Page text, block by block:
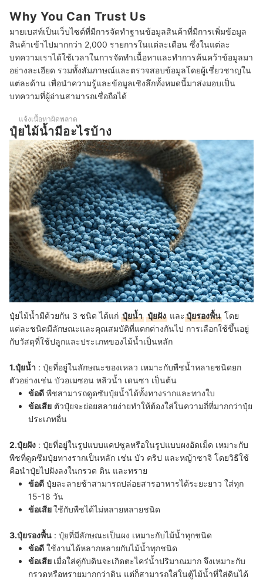
Why You Can Trust Us
มายเบสท์เป็นเว็บไซต์ที่มีการจัดทำฐานข้อมูลสินค้าที่มีการเพิ่มข้อมูล
สินค้าเข้าไปมากกว่า 2,000 รายการในแต่ละเดือน ซึ่งในแต่ละ
บทความเราได้ใช้เวลาในการจัดทำเนื้อหาและทำการค้นคว้าข้อมูลมา
อย่างละเอียด รวมทั้งสัมภาษณ์และตรวจสอบข้อมูลโดยผู้เชี่ยวชาญใน
แต่ละด้าน เพื่อนำความรู้และข้อมูลเชิงลึกทั้งหมดนี้มาส่งมอบเป็น
บทความที่ผู้อ่านสามารถเชื่อถือได้
แจ้งเนื้อหาผิดพลาด
ปุ๋ยไม้น้ำมีอะไรบ้าง
ปุ๋ยไม้น้ำมีด้วยกัน 3 ชนิด ได้แก่ ปุ๋ยน้ำ ปุ๋ยฝัง และปุ๋ยรองพื้น โดย
แต่ละชนิดมีลักษณะและคุณสมบัติที่แตกต่างกันไป การเลือกใช้ขึ้นอยู่
กับวัสดุที่ใช้ปลูกและประเภทของไม้น้ำเป็นหลัก
1.ปุ๋ยน้ำ : ปุ๋ยที่อยู่ในลักษณะของเหลว เหมาะกับพืชน้ำหลายชนิดยก
ตัวอย่างเช่น บัวอเมซอน หลิวน้ำ เดนซา เป็นต้น
ข้อดี พืชสามารถดูดซับปุ๋ยน้ำได้ทั้งทางรากและทางใบ
ข้อเสีย ตัวปุ๋ยจะย่อยสลายง่ายทำให้ต้องใส่ในความถี่ที่มากกว่าปุ๋ย
ประเภทอื่น
2.ปุ๋ยฝัง : ปุ๋ยที่อยู่ในรูปแบบแคปซูลหรือในรูปแบบผงอัดเม็ด เหมาะกับ
พืชที่ดูดซึมปุ๋ยทางรากเป็นหลัก เช่น บัว คริป และหญ้าซาจิ โดยวิธีใช้
คือนำปุ๋ยไปฝังลงในกรวด ดิน และทราย
ข้อดี ปุ๋ยละลายช้าสามารถปล่อยสารอาหารได้ระยะยาว ใส่ทุก
15-18 วัน
ข้อเสียใช้กับพืชได้ไม่หลายหลายชนิด
3.ปุ๋ยรองพื้น : ปุ๋ยที่มีลักษณะเป็นผง เหมาะกับไม้น้ำทุกชนิด
ข้อดี ใช้งานได้หลากหลายกับไม้น้ำทุกชนิด
ข้อเสีย เมื่อใส่คู่กับดินจะเกิดตะไคร่น้ำปริมาณมาก จึงเหมาะกับ
กรวดหรือทรายมากกว่าดิน แต่ก็สามารถใส่ในตู้ไม้น้ำที่ใส่ดินได้